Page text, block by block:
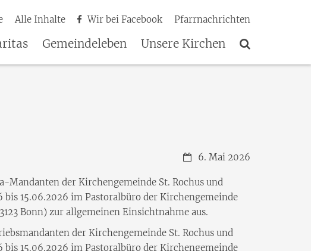
Alle Inhalte Wir bei Facebook Pfarrnachrichten
Gemeindeleben Unsere Kirchen
Datum:6. Mai 2026
Mandanten der Kirchengemeinde St. Rochus und
15.06.2026 im Pastoralbüro der Kirchengemeinde
Bonn) zur allgemeinen Einsichtnahme aus.
der Kirchengemeinde St. Rochus und
15.06.2026 im Pastoralbüro der Kirchengemeinde